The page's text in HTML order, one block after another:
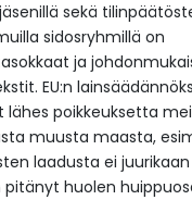
sekä
sidosryhmillä on
ja
EU:n
poikkeuksetta
muusta maasta,
laadusta ei
pitänyt huolen